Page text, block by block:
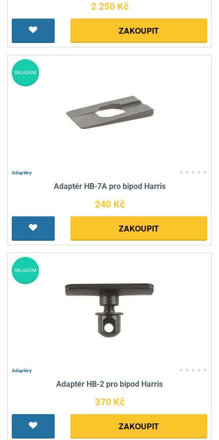
2 250 Kč
ZAKOUPIT
Adaptéry
Adaptér HB-7A pro bipod Harris
240 Kč
ZAKOUPIT
SKLADEM
Adaptéry
Adaptér HB-2 pro bipod Harris
370 Kč
ZAKOUPIT
SKLADEM